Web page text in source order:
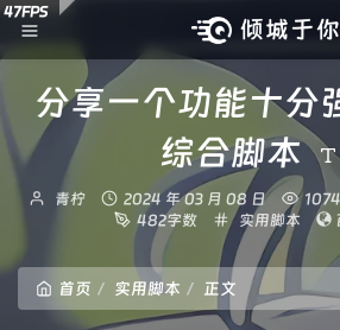
分享一个功能十分
综合脚本
博
青柠
发
布
间：
2024 年 03 月 08 日
482字数
分
类：
实用脚本
首页 实用脚本 正文